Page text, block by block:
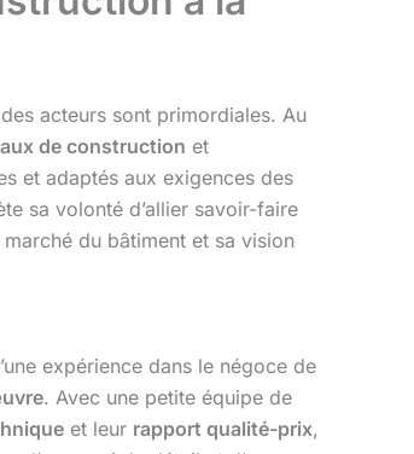
acteurs sont primordiales. Au
de construction et
et adaptés aux exigences des
sa volonté d’allier savoir-faire
du bâtiment et sa vision
expérience dans le négoce de
. Avec une petite équipe de
et leur rapport qualité-prix,